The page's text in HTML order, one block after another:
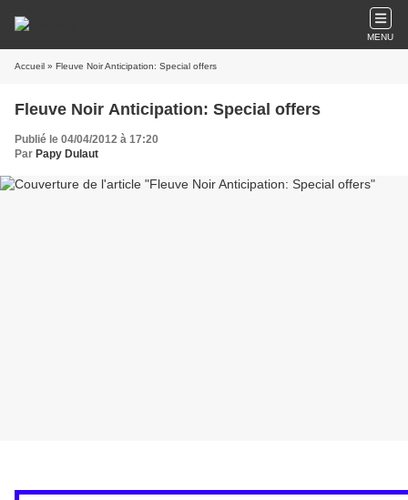
MENU
Accueil » Fleuve Noir Anticipation: Special offers
Fleuve Noir Anticipation: Special offers
Publié le 04/04/2012 à 17:20
Par Papy Dulaut